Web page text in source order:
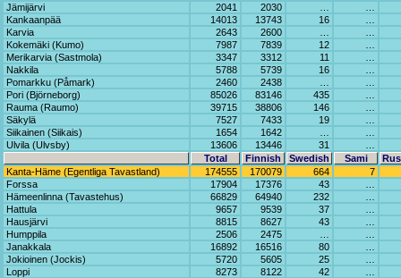
Jämijärvi
2041 2030
Kankaanpää
14013 13743 16
Karvia
2643 2600
Kokemäki (Kumo)
7987 7839 12
Merikarvia (Sastmola)
3347 3312 11
Nakkila
5788 5739 16
Pomarkku (Påmark)
2460 2438
Pori (Björneborg)
85026 83146 435
Rauma (Raumo)
39715 38806 146
Säkylä
7527 7433 19
Siikainen (Siikais)
1654 1642
Ulvila (Ulvsby)
13606 13446 31
Total
Finnish Swedish Sami
Kanta-Häme (Egentliga Tavastland)
174555 170079 664
7
Forssa
17904 17376 43
Hämeenlinna (Tavastehus)
66829 64940 232
Hattula
9657 9539 37
Hausjärvi
8815 8627 43
Humppila
2506 2475
Janakkala
16892 16516 80
Jokioinen (Jockis)
5720 5605 25
Loppi
8273 8122 42